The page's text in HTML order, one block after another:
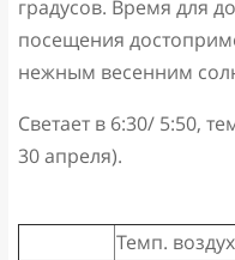
градусов. Время для
посещения
нежным весенним
Светает в 6:30/ 5:50,
30 апреля).
Темп.